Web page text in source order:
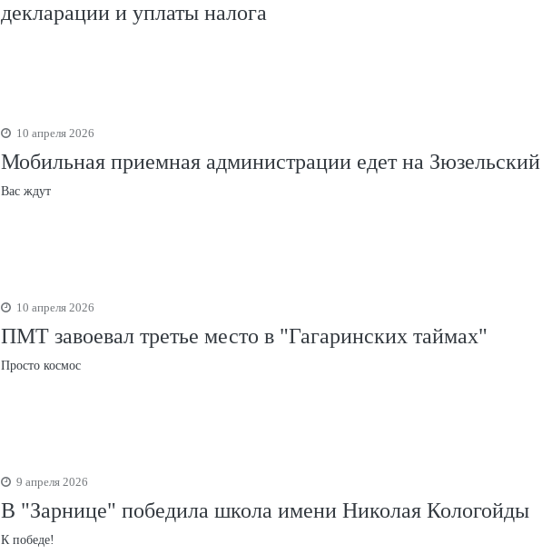
декларации и уплаты налога
10 апреля 2026
Мобильная приемная администрации едет на Зюзельский
Вас ждут
10 апреля 2026
ПМТ завоевал третье место в "Гагаринских таймах"
Просто космос
9 апреля 2026
В "Зарнице" победила школа имени Николая Кологойды
К победе!